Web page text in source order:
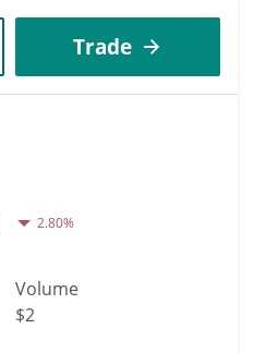
Trade
2.80%
Volume
$2